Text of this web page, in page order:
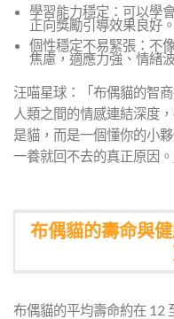
學習能力穩定：可以學
正向獎勵引導效果良好。
個性穩定不易緊張：不
焦慮，適應力強、情緒
汪喵星球：「布偶貓的智
人類之間的情感連結深度
是貓，而是一個懂你的小
一養就回不去的真正原因。
布偶貓的壽命與
布偶貓的平均壽命約在 12